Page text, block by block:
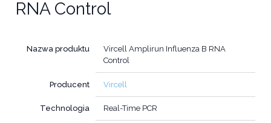
RNA Control
Nazwa produktu
Vircell Amplirun Influenza B RNA
Control
Producent Vircell
Technologia Real-Time PCR